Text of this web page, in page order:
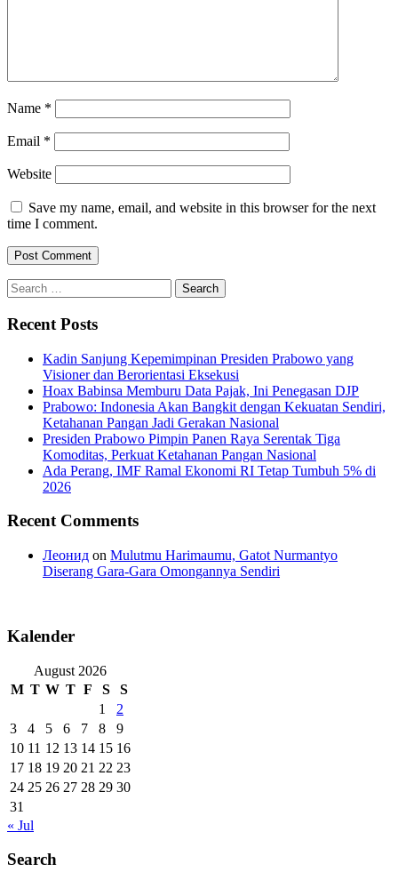
Name *
Email *
Website
Save my name, email, and website in this browser for the next
time I comment.
Search
for:
Recent Posts
Kadin Sanjung Kepemimpinan Presiden Prabowo yang
Visioner dan Berorientasi Eksekusi
Hoax Babinsa Memburu Data Pajak, Ini Penegasan DJP
Prabowo: Indonesia Akan Bangkit dengan Kekuatan Sendiri,
Ketahanan Pangan Jadi Gerakan Nasional
Presiden Prabowo Pimpin Panen Raya Serentak Tiga
Komoditas, Perkuat Ketahanan Pangan Nasional
Ada Perang, IMF Ramal Ekonomi RI Tetap Tumbuh 5% di
2026
Recent Comments
Леонид on Mulutmu Harimaumu, Gatot Nurmantyo
Diserang Gara-Gara Omongannya Sendiri
Kalender
August 2026
M T W T F S
S
1
2
3
4 5 6 7 8
9
10 11 12 13 14 15 16
17 18 19 20 21 22 23
24 25 26 27 28 29 30
31
« Jul
Search